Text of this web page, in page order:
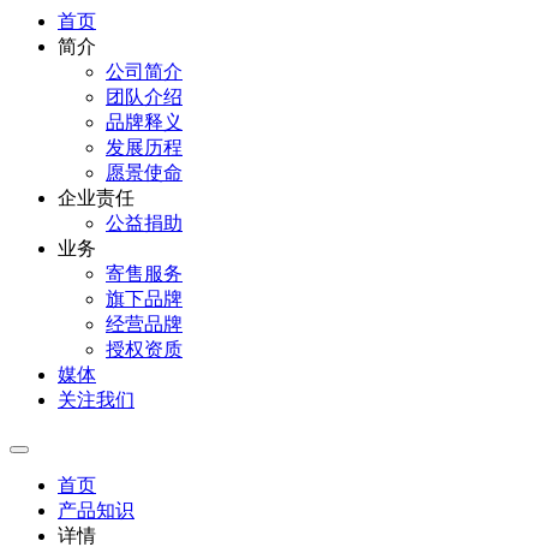
首页
简介
公司简介
团队介绍
品牌释义
发展历程
愿景使命
企业责任
公益捐助
业务
寄售服务
旗下品牌
经营品牌
授权资质
媒体
关注我们
首页
产品知识
详情